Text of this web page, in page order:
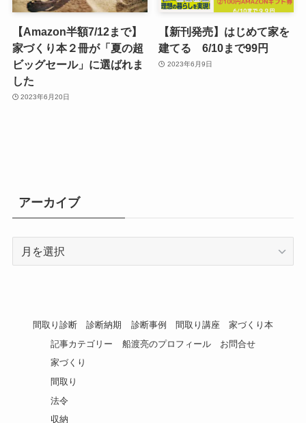
【Amazon半額7/12まで】
家づくり本２冊が「夏の超
ビッグセール」に選ばれま
した
2023年6月20日
【新刊発売】はじめて家を
建てる 6/10まで99円
2023年6月9日
アーカイブ
間取り診断 診断納期 診断事例 間取り講座
家づくり本
記事カテゴリー
家づくり
間取り
法令
収納
船渡亮のプロフィール お問合せ